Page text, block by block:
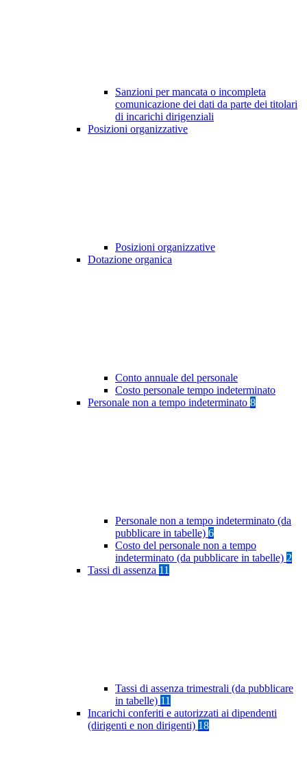
Sanzioni per mancata o incompleta
comunicazione dei dati da parte dei titolari
di incarichi dirigenziali
Posizioni organizzative
Posizioni organizzative
Dotazione organica
Conto annuale del personale
Costo personale tempo indeterminato
Personale non a tempo indeterminato 8
Personale non a tempo indeterminato (da
pubblicare in tabelle) 6
Costo del personale non a tempo
indeterminato (da pubblicare in tabelle) 2
Tassi di assenza 11
Tassi di assenza trimestrali (da pubblicare
in tabelle) 11
Incarichi conferiti e autorizzati ai dipendenti
(dirigenti e non dirigenti) 18